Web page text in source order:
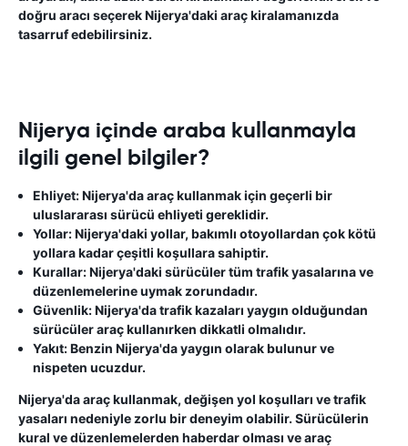
doğru aracı seçerek Nijerya'daki araç kiralamanızda
tasarruf edebilirsiniz.
Nijerya içinde araba kullanmayla
ilgili genel bilgiler?
Ehliyet:Nijerya'da araç kullanmak için geçerli bir
uluslararası sürücü ehliyeti gereklidir.
Yollar:Nijerya'daki yollar, bakımlı otoyollardan çok kötü
yollara kadar çeşitli koşullara sahiptir.
Kurallar:Nijerya'daki sürücüler tüm trafik yasalarına ve
düzenlemelerine uymak zorundadır.
Güvenlik:Nijerya'da trafik kazaları yaygın olduğundan
sürücüler araç kullanırken dikkatli olmalıdır.
Yakıt:Benzin Nijerya'da yaygın olarak bulunur ve
nispeten ucuzdur.
Nijerya'da araç kullanmak, değişen yol koşulları ve trafik
yasaları nedeniyle zorlu bir deneyim olabilir. Sürücülerin
kural ve düzenlemelerden haberdar olması ve araç